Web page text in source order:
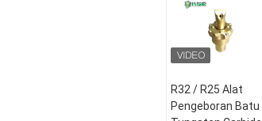
R32 / R25 Alat
Pengeboran Batu